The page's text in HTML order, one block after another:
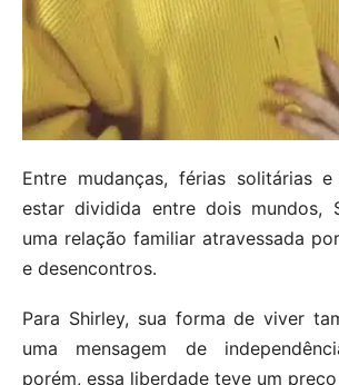
Entre mudanças, férias solitárias
estar dividida entre dois mundos,
uma relação familiar atravessada
e desencontros.
Para Shirley, sua forma de viver
uma mensagem de
porém, essa liberdade teve um